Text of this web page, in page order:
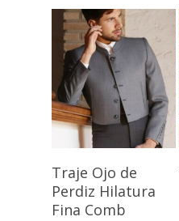
Seleccionar
Opciones
Traje Ojo de
Perdiz Hilatura
Fina Comb